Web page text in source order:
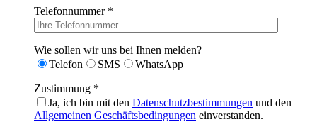
Telefonnummer *
Wie sollen wir uns bei Ihnen melden?
Telefon
SMS
WhatsApp
Zustimmung *
Ja, ich bin mit den Datenschutzbestimmungen und den
Allgemeinen Geschäftsbedingungen einverstanden.